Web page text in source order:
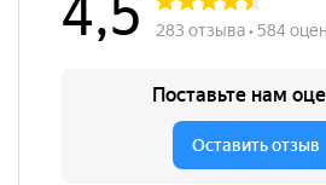
Наличие спинки
да
да